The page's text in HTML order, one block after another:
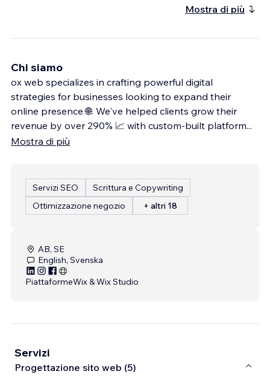
Mostra di più
Chi siamo
ox web specializes in crafting powerful digital
strategies for businesses looking to expand their
online presence 🌐. We've helped clients grow their
revenue by over 290% 📈 with custom-built platform...
Mostra di più
Servizi SEO
Scrittura e Copywriting
Ottimizzazione negozio
+ altri 18
AB, SE
English, Svenska
PiattaformeWix & Wix Studio
Servizi
Progettazione sito web (5)